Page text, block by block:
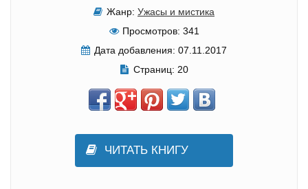
Жанр: Ужасы и мистика
Просмотров: 341
Дата добавления: 07.11.2017
Страниц: 20
ЧИТАТЬ КНИГУ